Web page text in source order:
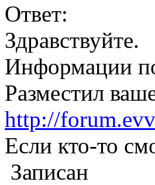
Ответ:
Здравствуйте.
Информации
Разместил
http://
Если кто-то
Записан